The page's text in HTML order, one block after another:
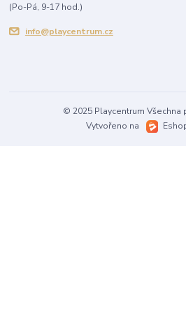
(Po-Pá, 9-17 hod.)
info@playcentrum.cz
© 2025 Playcentrum Všechna
Vytvořeno na